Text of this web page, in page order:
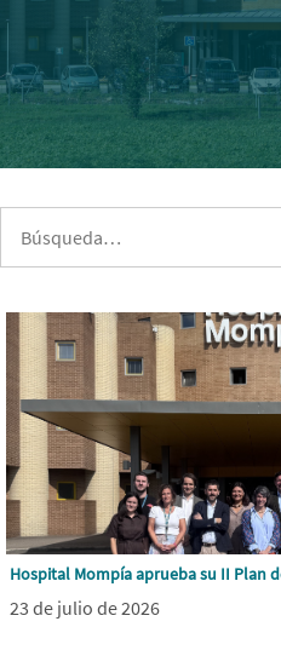
Hospital Mompía aprueba su II Plan
23 de julio de 2026